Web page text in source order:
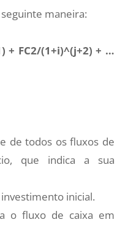
maneira:
+ FC2/(1+i)^(j+2) + …
de todos os fluxos de
que indica a sua
inicial.
o fluxo de caixa em